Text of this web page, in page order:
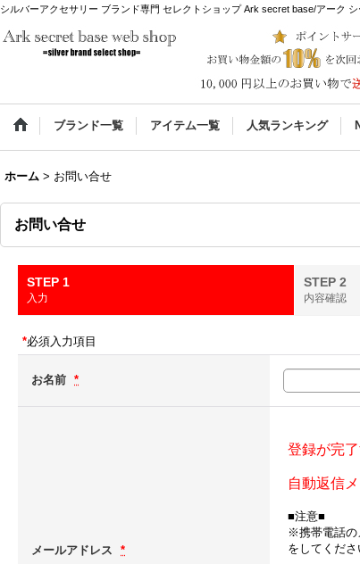
シルバーアクセサリー ブランド専門 セレクトショップ Ark secret base/アーク
ブランド一覧 アイテム一覧 人気ランキング
ホーム > お問い合せ
お問い合せ
STEP 1
入力
STEP 2
内容確認
*必須入力項目
お名前 *
メールアドレス *
登録が完
自動返信
■注意■
※携帯電話の
をしてくださ